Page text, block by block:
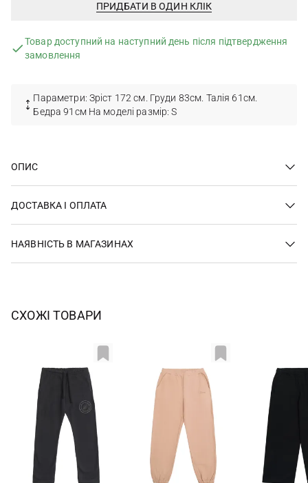
ПРИДБАТИ В ОДИН КЛІК
Товар доступний на наступний день після підтвердження
замовлення
Параметри: Зріст 172 см. Груди 83см. Талія 61см.
Бедра 91см На моделі размір: S
ОПИС
ДОСТАВКА І ОПЛАТА
НАЯВНІСТЬ В МАГАЗИНАХ
СХОЖІ ТОВАРИ